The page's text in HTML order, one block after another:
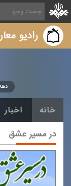
رادیو
دهه
خانه اخبار
در مسیر عشق